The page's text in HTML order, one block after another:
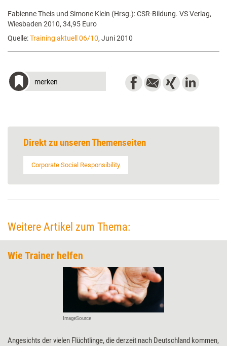
Fabienne Theis und Simone Klein (Hrsg.): CSR-Bildung. VS Verlag,
Wiesbaden 2010, 34,95 Euro
Quelle:Training aktuell 06/10, Juni 2010
merken
Direkt zu unseren Themenseiten
Corporate Social Responsibility
Weitere Artikel zum Thema:
Wie Trainer helfen
ImageSource
Angesichts der vielen Flüchtlinge, die derzeit nach Deutschland kommen,